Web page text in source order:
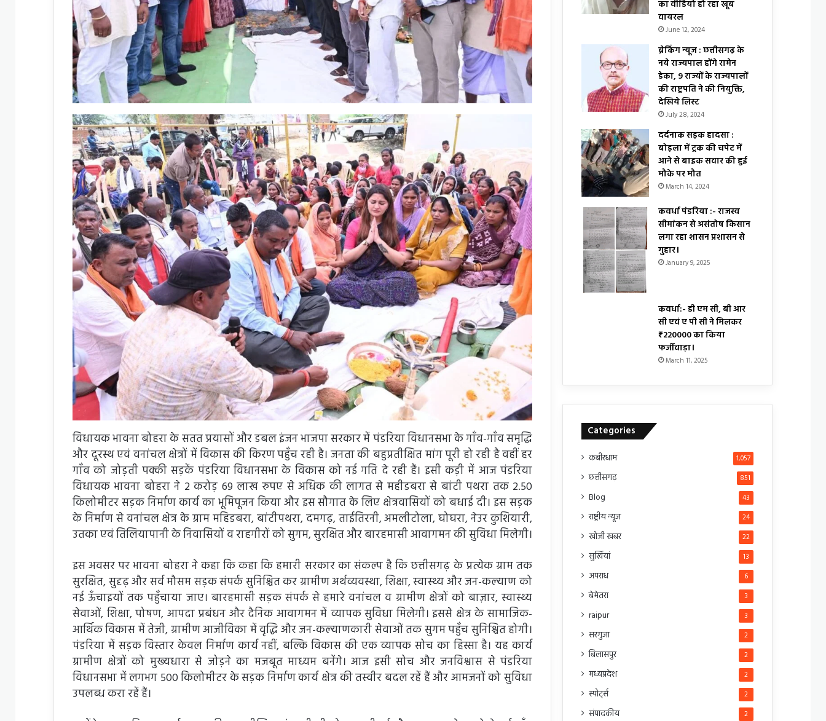
विधायक भावना बोहरा के सतत प्रयासों और डबल इंजन भाजपा सरकार में पंडरिया विधानसभा के गाँव-गाँव समृद्धि
और दूरस्थ एवं वनांचल क्षेत्रों में विकास की किरण पहुँच रही है। जनता की बहुप्रतीक्षित मांग पूरी हो रही है वहीं हर
गाँव को जोड़ती पक्की सड़कें पंडरिया विधानसभा के विकास को नई गति दे रही हैं। इसी कड़ी में आज पंडरिया
विधायक भावना बोहरा ने 2 करोड़ 69 लाख रुपए से अधिक की लागत से महीडबरा से बांटी पथरा तक 2.50
किलोमीटर सड़क निर्माण कार्य का भूमिपूजन किया और इस सौगात के लिए क्षेत्रवासियों को बधाई दी। इस सड़क
के निर्माण से वनांचल क्षेत्र के ग्राम महिडबरा, बांटीपथरा, दमगढ़, ताईतिरनी, अमलीटोला, घोघरा, नेउर कुशियारी,
उतका एवं तिलियापानी के निवासियों व राहगीरों को सुगम, सुरक्षित और बारहमासी आवागमन की सुविधा मिलेगी।
इस अवसर पर भावना बोहरा ने कहा कि कहा कि हमारी सरकार का संकल्प है कि छत्तीसगढ़ के प्रत्येक ग्राम तक
सुरक्षित, सुदृढ़ और सर्व मौसम सड़क संपर्क सुनिश्चित कर ग्रामीण अर्थव्यवस्था, शिक्षा, स्वास्थ्य और जन-कल्याण को
नई ऊँचाइयों तक पहुँचाया जाए। बारहमासी सड़क संपर्क से हमारे वनांचल व ग्रामीण क्षेत्रों को बाज़ार, स्वास्थ्य
सेवाओं, शिक्षा, पोषण, आपदा प्रबंधन और दैनिक आवागमन में व्यापक सुविधा मिलेगी। इससे क्षेत्र के सामाजिक-
आर्थिक विकास में तेजी, ग्रामीण आजीविका में वृद्धि और जन-कल्याणकारी सेवाओं तक सुगम पहुँच सुनिश्चित होगी।
पंडरिया में सड़क विस्तार केवल निर्माण कार्य नहीं, बल्कि विकास की एक व्यापक सोच का हिस्सा है। यह कार्य
ग्रामीण क्षेत्रों को मुख्यधारा से जोड़ने का मजबूत माध्यम बनेंगे। आज इसी सोच और जनविश्वास से पंडरिया
विधानसभा में लगभग 500 किलोमीटर के सड़क निर्माण कार्य क्षेत्र की तस्वीर बदल रहें हैं और आमजनों को सुविधा
उपलब्ध करा रहें हैं।
का वीडियो हो रहा खूब
वायरल
June 12, 2024
ब्रेकिंग न्यूज : छत्तीसगढ़ के
नये राज्यपाल होंगे रामेन
डेका, 9 राज्यों के राज्यपालों
की राष्ट्रपति ने की नियुक्ति,
देखिये लिस्ट
July 28, 2024
दर्दनाक सड़क हादसा :
बोड़ला में ट्रक की चपेट में
आने से बाइक सवार की हुई
मौके पर मौत
March 14, 2024
कवर्धा पंडरिया :- राजस्व
सीमांकन से असंतोष किसान
लगा रहा शासन प्रशासन से
गुहार।
January 9, 2025
कवर्धा:- डी एम सी, बी आर
सी एवं ए पी सी ने मिलकर
₹220000 का किया
फर्जीवाड़ा।
March 11, 2025
Categories
कबीरधाम 1,057
छत्तीसगढ़ 851
Blog 43
राष्ट्रीय न्यूज 24
खोजी खबर 22
सुर्खियां 13
अपराध 6
बेमेतरा 3
raipur 3
सरगुजा 2
बिलासपुर 2
मध्यप्रदेश 2
स्पोर्ट्स 2
संपादकीय 2